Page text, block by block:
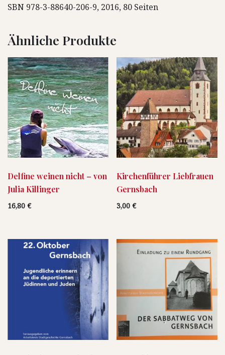
SBN 978-3-88640-206-9, 2016, 80 Seiten
Ähnliche Produkte
Delfine weinen nicht – von
Julia Killinger
16,80 €
Kirchenführer Liebfrauen
Gernsbach
3,00€